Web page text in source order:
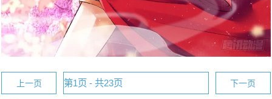
上一页 下一页